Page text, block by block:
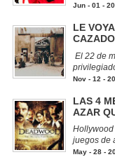
Jun - 01 -
LE
El 22 de
Nov - 12 -
LAS 4
AZAR
Hollywood
juegos de
May - 28 -